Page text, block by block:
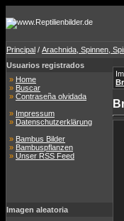
Principal / Arachnida, Spinnen,
Usuarios registrados
» Home
» Buscar
» Contraseña olvidada
» Impressum
» Datenschutzerklärung
» Bambus Bilder
» Bambuspflanzen
» Unser RSS Feed
Imagen aleatoria